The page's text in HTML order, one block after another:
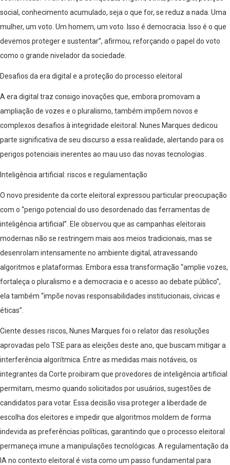
social, conhecimento acumulado, seja o que for, se reduz a nada. Uma
mulher, um voto. Um homem, um voto. Isso é democracia. Isso é o que
devemos proteger e sustentar”, afirmou, reforçando o papel do voto
como o grande nivelador da sociedade.
Desafios da era digital e a proteção do processo eleitoral
A era digital traz consigo inovações que, embora promovam a
ampliação de vozes e o pluralismo, também impõem novos e
complexos desafios à integridade eleitoral. Nunes Marques dedicou
parte significativa de seu discurso a essa realidade, alertando para os
perigos potenciais inerentes ao mau uso das novas tecnologias.
Inteligência artificial: riscos e regulamentação
O novo presidente da corte eleitoral expressou particular preocupação
com o “perigo potencial do uso desordenado das ferramentas de
inteligência artificial”. Ele observou que as campanhas eleitorais
modernas não se restringem mais aos meios tradicionais, mas se
desenrolam intensamente no ambiente digital, atravessando
algoritmos e plataformas. Embora essa transformação “amplie vozes,
fortaleça o pluralismo e a democracia e o acesso ao debate público”,
ela também “impõe novas responsabilidades institucionais, cívicas e
éticas”.
Ciente desses riscos, Nunes Marques foi o relator das resoluções
aprovadas pelo TSE para as eleições deste ano, que buscam mitigar a
interferência algorítmica. Entre as medidas mais notáveis, os
integrantes da Corte proibiram que provedores de inteligência artificial
permitam, mesmo quando solicitados por usuários, sugestões de
candidatos para votar. Essa decisão visa proteger a liberdade de
escolha dos eleitores e impedir que algoritmos moldem de forma
indevida as preferências políticas, garantindo que o processo eleitoral
permaneça imune a manipulações tecnológicas. A regulamentação da
IA no contexto eleitoral é vista como um passo fundamental para